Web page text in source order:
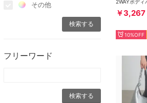
その他
フリーワード
￥3,267
10%OFF